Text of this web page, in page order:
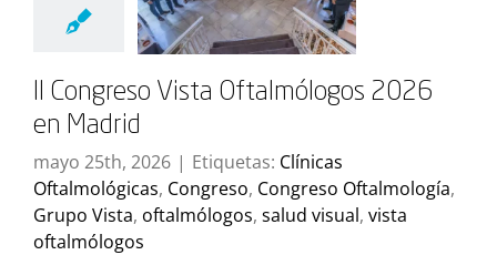
II Congreso Vista Oftalmólogos 2026
en Madrid
mayo 25th, 2026 | Etiquetas: Clínicas
Oftalmológicas, Congreso, Congreso Oftalmología,
Grupo Vista, oftalmólogos, salud visual, vista
oftalmólogos